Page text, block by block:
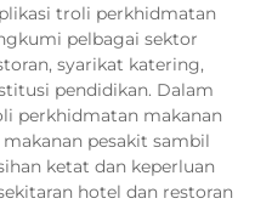
troli perkhidmatan
pelbagai sektor
syarikat katering,
pendidikan. Dalam
perkhidmatan makanan
pesakit sambil
ketat dan keperluan
hotel dan restoran